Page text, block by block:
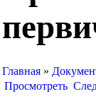
Главная »
Просмотреть